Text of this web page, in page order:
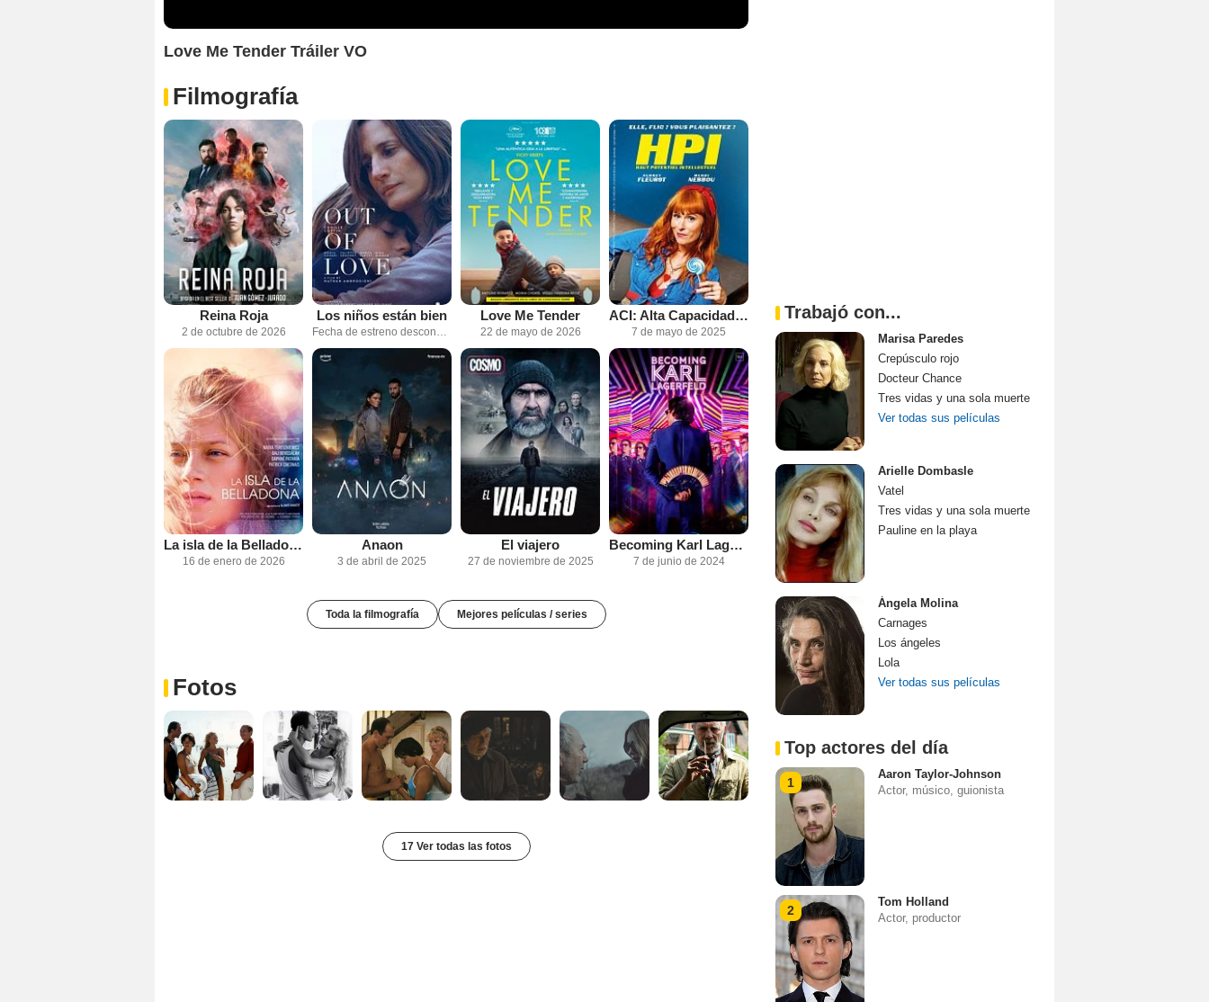
Love Me Tender Tráiler VO
Filmografía
Reina Roja
2 de octubre de 2026
Los niños están bien
Fecha de estreno desconocida
Love Me Tender
22 de mayo de 2026
ACI: Alta Capacidad Intelectual
7 de mayo de 2025
La isla de la Belladona
16 de enero de 2026
Anaon
3 de abril de 2025
El viajero
27 de noviembre de 2025
Becoming Karl Lagerfeld
7 de junio de 2024
Toda la filmografía Mejores películas / series
Fotos
17 Ver todas las fotos
Trabajó con...
Marisa Paredes
Crepúsculo rojo
Docteur Chance
Tres vidas y una sola muerte
Ver todas sus películas
Arielle Dombasle
Vatel
Tres vidas y una sola muerte
Pauline en la playa
Ángela Molina
Carnages
Los ángeles
Lola
Ver todas sus películas
Top actores del día
1
Aaron Taylor-Johnson
Actor, músico, guionista
2
Tom Holland
Actor, productor